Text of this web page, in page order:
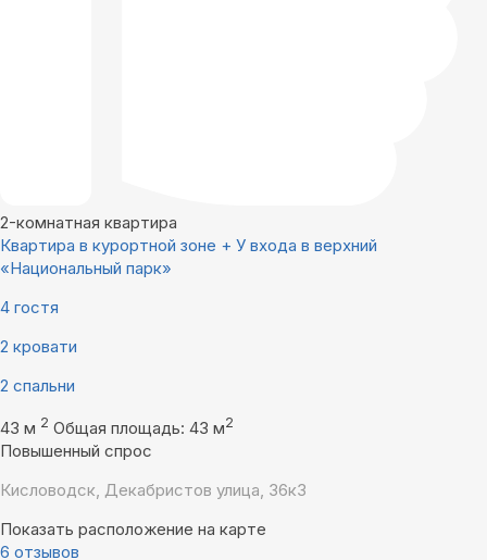
2-комнатная квартира
Квартира в курортной зоне + У входа в верхний
«Национальный парк»
4 гостя
2 кровати
2 спальни
43 м 2 Общая площадь: 43 м2
Повышенный спрос
Кисловодск, Декабристов улица, 36к3
Показать расположение на карте
6 отзывов